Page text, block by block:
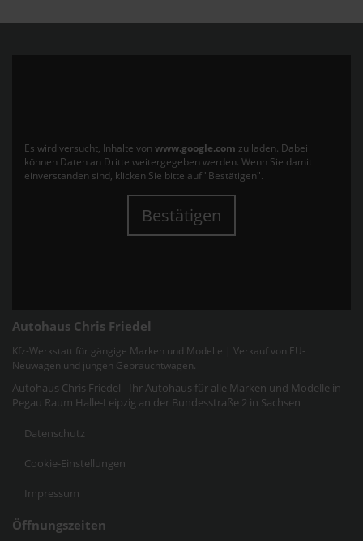
Es wird versucht, Inhalte von www.google.com zu laden. Dabei
können Daten an Dritte weitergegeben werden. Wenn Sie damit
einverstanden sind, klicken Sie bitte auf "Bestätigen".
Bestätigen
Autohaus Chris Friedel
Kfz-Werkstatt für gängige Marken und Modelle | Verkauf von EU-
Neuwagen und jungen Gebrauchtwagen.
Autohaus Chris Friedel - Ihr Autohaus für alle Marken und Modelle in
Pegau Raum Halle-Leipzig an der Bundesstraße 2 in Sachsen
Datenschutz
Cookie-Einstellungen
Impressum
Öffnungszeiten